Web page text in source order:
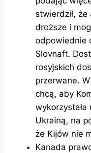
stwierdził,
droższe i
odpowiednie
Slovnaft.
rosyjskich
przerwane.
chcą, aby
Ukrainą, na
że Kijów nie
Kanada